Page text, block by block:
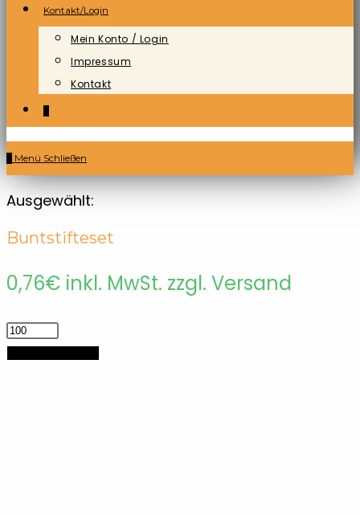
Kontakt/Login
Mein Konto / Login
Impressum
Kontakt
Menü Schließen
Ausgewählt:
Buntstifteset
0,76€ inkl. MwSt. zzgl. Versand
Buntstifteset
Menge